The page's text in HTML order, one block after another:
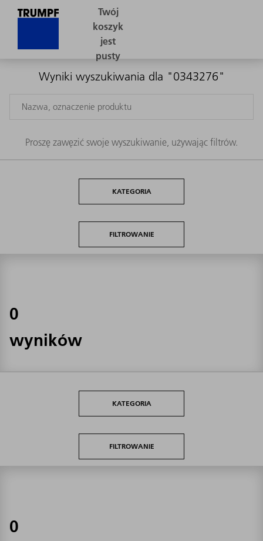
Wyniki wyszukiwania dla "0343276"
Proszę zawęzić swoje wyszukiwanie, używając filtrów.
KATEGORIA
FILTROWANIE
0
wyników
KATEGORIA
FILTROWANIE
0